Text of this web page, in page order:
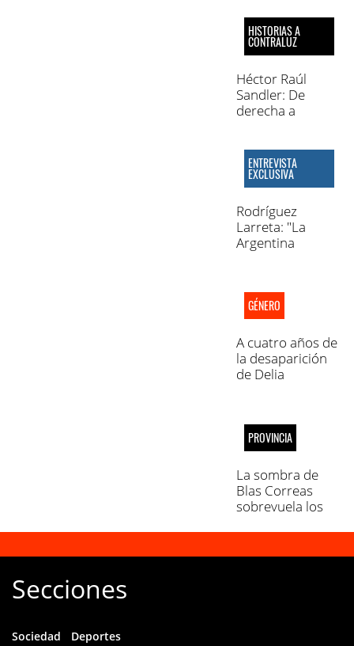
sino un puñado
de opositores"
HISTORIAS A
CONTRALUZ
Héctor Raúl
Sandler: De
derecha a
derecha (1era
parte)
ENTREVISTA
EXCLUSIVA
Rodríguez
Larreta: "La
Argentina
kirchnerismo
toma medidas a
25 días"
GÉNERO
A cuatro años de
la desaparición
de Delia
PROVINCIA
La sombra de
Blas Correas
sobrevuela los
gabinete
Secciones
Sociedad Deportes